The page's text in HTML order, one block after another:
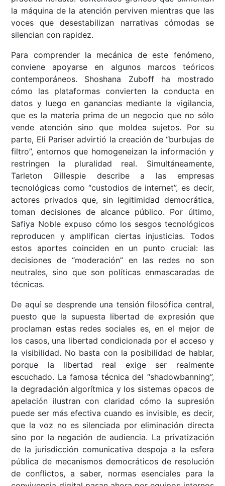
la máquina de la atención perviven mientras que las
voces que desestabilizan narrativas cómodas se
silencian con rapidez.
Para comprender la mecánica de este fenómeno,
conviene apoyarse en algunos marcos teóricos
contemporáneos. Shoshana Zuboff ha mostrado
cómo las plataformas convierten la conducta en
datos y luego en ganancias mediante la vigilancia,
que es la materia prima de un negocio que no sólo
vende atención sino que moldea sujetos. Por su
parte, Eli Pariser advirtió la creación de “burbujas de
filtro”, entornos que homogeneizan la información y
restringen la pluralidad real. Simultáneamente,
Tarleton Gillespie describe a las empresas
tecnológicas como “custodios de internet”, es decir,
actores privados que, sin legitimidad democrática,
toman decisiones de alcance público. Por último,
Safiya Noble expuso cómo los sesgos tecnológicos
reproducen y amplifican ciertas injusticias. Todos
estos aportes coinciden en un punto crucial: las
decisiones de “moderación” en las redes no son
neutrales, sino que son políticas enmascaradas de
técnicas.
De aquí se desprende una tensión filosófica central,
puesto que la supuesta libertad de expresión que
proclaman estas redes sociales es, en el mejor de
los casos, una libertad condicionada por el acceso y
la visibilidad. No basta con la posibilidad de hablar,
porque la libertad real exige ser realmente
escuchado. La famosa técnica del “shadowbanning”,
la degradación algorítmica y los sistemas opacos de
apelación ilustran con claridad cómo la supresión
puede ser más efectiva cuando es invisible, es decir,
que la voz no es silenciada por eliminación directa
sino por la negación de audiencia. La privatización
de la jurisdicción comunicativa despoja a la esfera
pública de mecanismos democráticos de resolución
de conflictos, a saber, normas esenciales para la